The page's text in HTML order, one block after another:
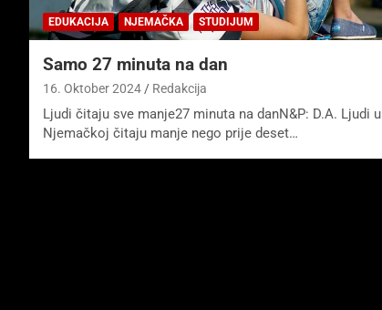
EDUKACIJA NJEMAČKA STUDIJUM
Samo 27 minuta na dan
16. Oktober 2024 Redakcija
Ljudi čitaju sve manje27 minuta na danN&P: D.A. Ljudi u
Njemačkoj čitaju manje nego prije deset…